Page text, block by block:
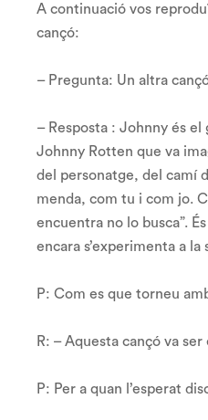
A continuació vos
cançó:
– Pregunta: Un altra
– Resposta : Johnny és
Johnny Rotten que va
del personatge, del camí
menda, com tu i com jo.
encuentra no lo busca”.
encara s’experimenta a la
P: Com es que torneu
R: – Aquesta cançó va
P: Per a quan l’esperat